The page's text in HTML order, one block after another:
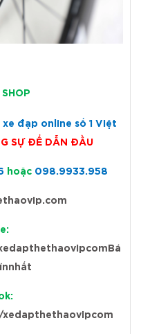
SHOP
xe đạp online số 1 Việt
SỰ ĐỂ DẪN ĐẦU
hoặc 098.9933.958